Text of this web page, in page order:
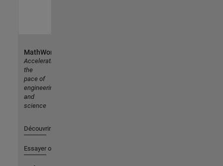
MathWorks
Accelerating
the
pace of
engineering
and
science
Découvrir les produits
Essayer ou acheter